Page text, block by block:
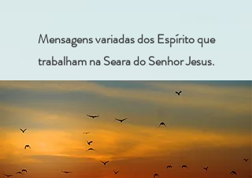
Mensagens variadas dos Espírito que
trabalham na Seara do Senhor Jesus.